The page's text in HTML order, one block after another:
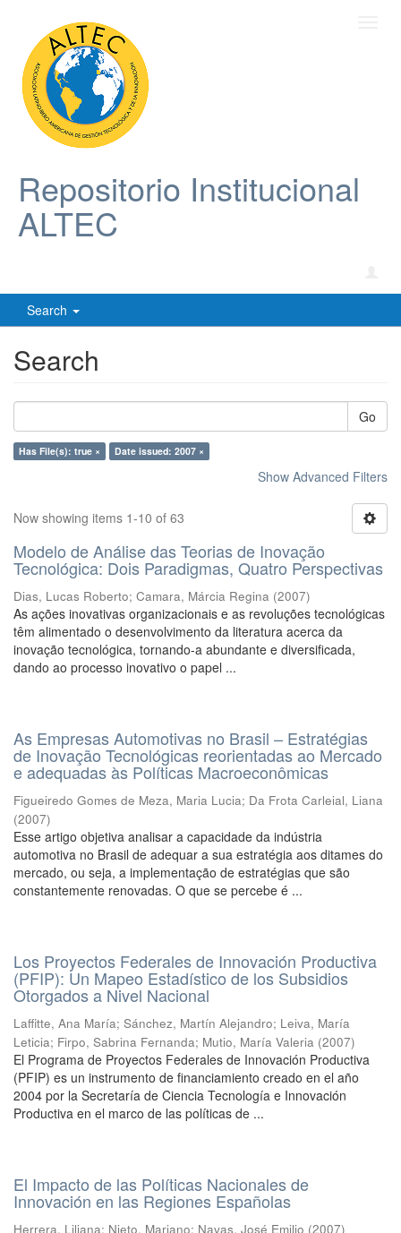
Repositorio Institucional
ALTEC
Search
Search
Go
Has File(s): true × Date issued: 2007 ×
Show Advanced Filters
Now showing items 1-10 of 63
Modelo de Análise das Teorias de Inovação
Tecnológica: Dois Paradigmas, Quatro Perspectivas
Dias, Lucas Roberto; Camara, Márcia Regina (2007)
As ações inovativas organizacionais e as revoluções tecnológicas
têm alimentado o desenvolvimento da literatura acerca da
inovação tecnológica, tornando-a abundante e diversificada,
dando ao processo inovativo o papel ...
As Empresas Automotivas no Brasil – Estratégias
de Inovação Tecnológicas reorientadas ao Mercado
e adequadas às Políticas Macroeconômicas
Figueiredo Gomes de Meza, Maria Lucia; Da Frota Carleial, Liana
(2007)
Esse artigo objetiva analisar a capacidade da indústria
automotiva no Brasil de adequar a sua estratégia aos ditames do
mercado, ou seja, a implementação de estratégias que são
constantemente renovadas. O que se percebe é ...
Los Proyectos Federales de Innovación Productiva
(PFIP): Un Mapeo Estadístico de los Subsidios
Otorgados a Nivel Nacional
Laffitte, Ana María; Sánchez, Martín Alejandro; Leiva, María
Leticia; Firpo, Sabrina Fernanda; Mutio, María Valeria (2007)
El Programa de Proyectos Federales de Innovación Productiva
(PFIP) es un instrumento de financiamiento creado en el año
2004 por la Secretaría de Ciencia Tecnología e Innovación
Productiva en el marco de las políticas de ...
El Impacto de las Políticas Nacionales de
Innovación en las Regiones Españolas
Herrera, Liliana; Nieto, Mariano; Navas, José Emilio (2007)